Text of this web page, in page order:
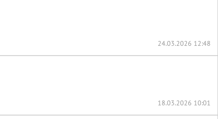
24.03.2026 12:48
18.03.2026 10:01